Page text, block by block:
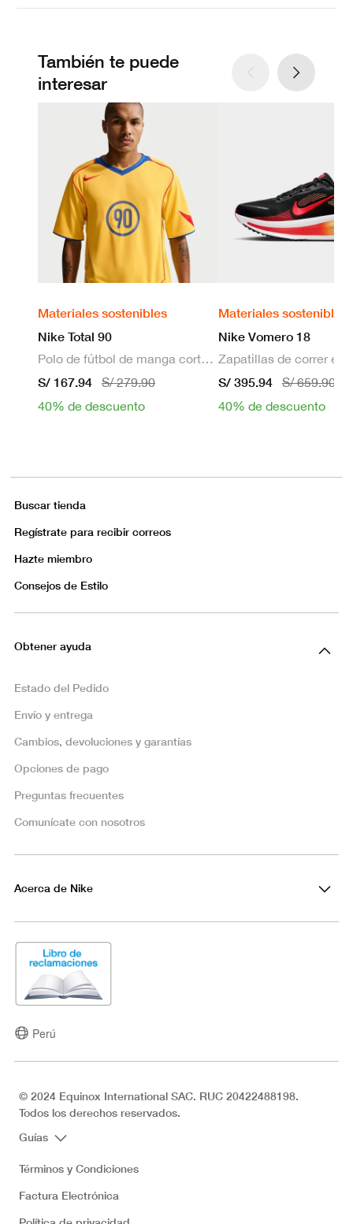
También te puede
interesar
Materiales sostenibles
Nike Total 90
Polo de fútbol de manga corta Dri-FIT para hombre
S/ 167.94
S/ 279.90
40% de descuento
Materiales sostenibles
Nike Vomero 18
S/ 395.94
S/ 659.90
40% de descuento
Buscar tienda
Regístrate para recibir correos
Hazte miembro
Consejos de Estilo
Obtener ayuda
Estado del Pedido
Envío y entrega
Cambios, devoluciones y garantías
Opciones de pago
Preguntas frecuentes
Comunícate con nosotros
Acerca de Nike
Perú
© 2024 Equinox International SAC. RUC 20422488198.
Todos los derechos reservados.
Guías
Términos y Condiciones
Factura Electrónica